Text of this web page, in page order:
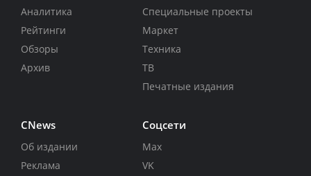
Аналитика
Рейтинги
Обзоры
Архив
Специальные проекты
Маркет
Техника
ТВ
Печатные издания
CNews
Об издании
Реклама
Соцсети
Max
VK